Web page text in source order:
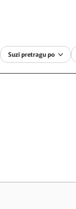
Suzi pretragu po